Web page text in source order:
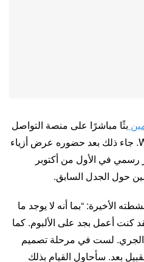
بثًا مباشرًا على منصة التواصل
الرسمية مع المعجبين Weverse. جاء ذلك بعد حضوره عرض أزياء
في الأول من أكتوبر
حول الجدل السابق.
الأخيرة: “بما أنه لا يوجد ما
كنت أعمل بجد على الألبوم. كما
الجري. لست في مرحلة تصميم
بعد. سأحاول القيام بذلك